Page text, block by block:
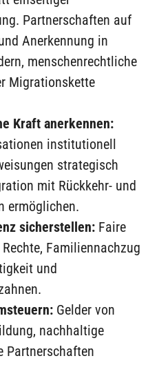
Partnerschaften auf
Anerkennung in
menschenrechtliche
Migrationskette
Kraft anerkennen:
institutionell
strategisch
mit Rückkehr- und
ermöglichen.
sicherstellen:Faire
Familiennachzug
und
Gelder von
nachhaltige
Partnerschaften